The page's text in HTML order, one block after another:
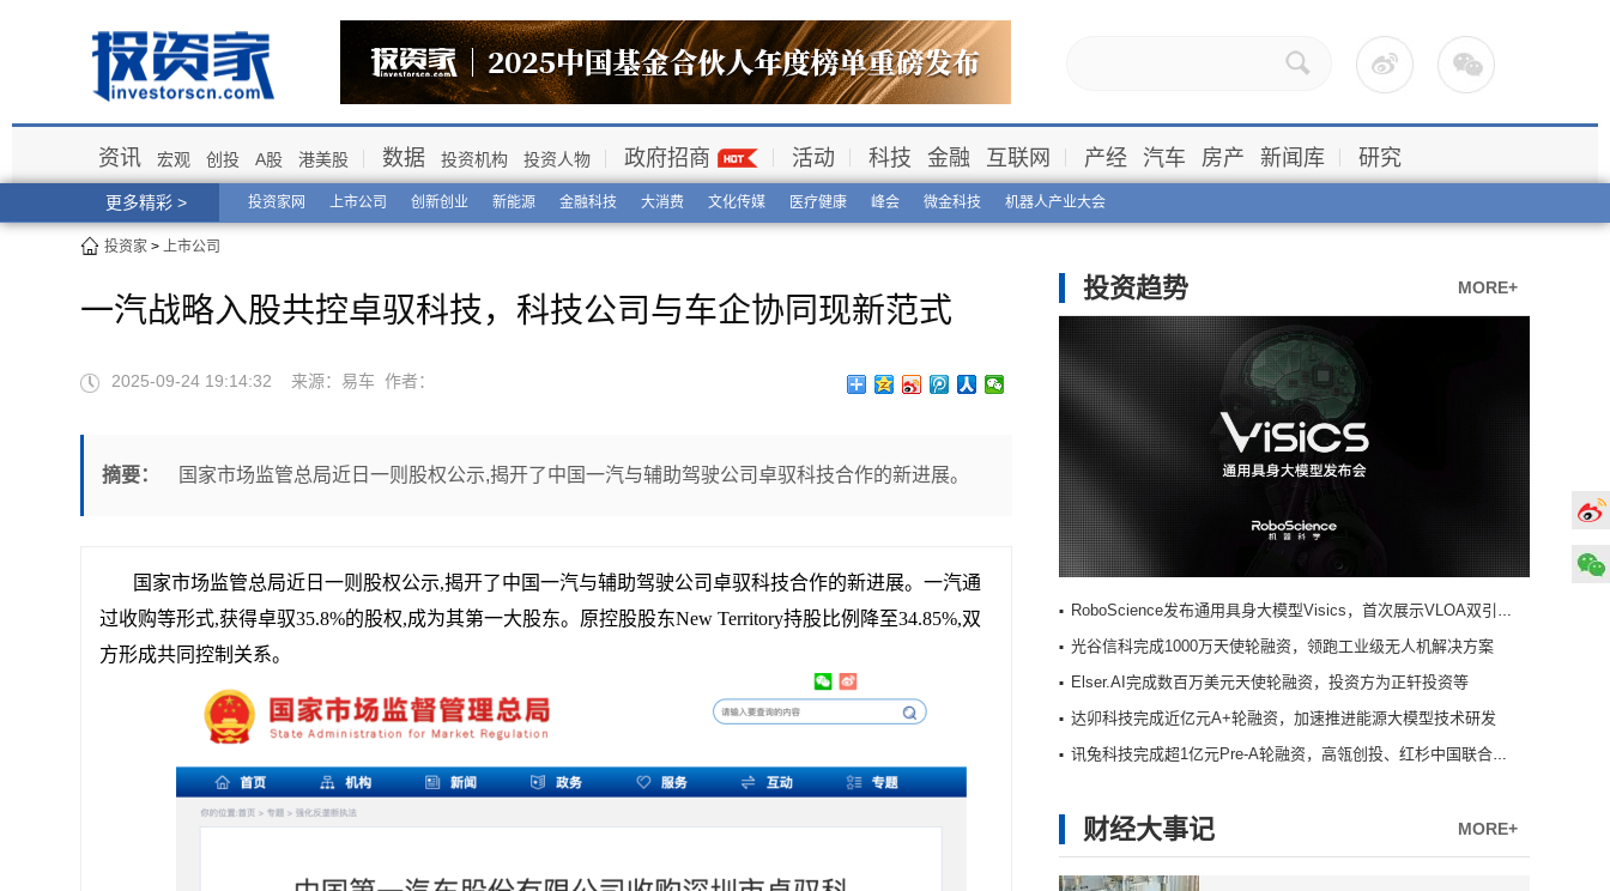
更多精彩 > 投资家网 上市公司 创新创业 新能源 金融科技 大消费 文化传媒 医疗健康 峰会 微金科技 机器人产业大会
资讯 宏观 创投 A股 港美股 数据 投资机构 投资人物 政府招商 活动 科技 金融 互联网 产经 汽车 房产 新闻库 研究
投资家 > 上市公司
一汽战略入股共控卓驭科技，科技公司与车企协同现新范式
2025-09-24 19:14:32 来源：易车 作者：
摘要： 国家市场监管总局近日一则股权公示,揭开了中国一汽与辅助驾驶公司卓驭科技合作的新进展。
国家市场监管总局近日一则股权公示,揭开了中国一汽与辅助驾驶公司卓驭科技合作的新进展。一汽通
过收购等形式,获得卓驭35.8%的股权,成为其第一大股东。原控股股东New Territory持股比例降至34.85%,双
方形成共同控制关系。
MORE+
投资趋势
RoboScience发布通用具身大模型Visics，首次展示VLOA双引擎架构
光谷信科完成1000万天使轮融资，领跑工业级无人机解决方案
Elser.AI完成数百万美元天使轮融资，投资方为正轩投资等
达卯科技完成近亿元A+轮融资，加速推进能源大模型技术研发
讯兔科技完成超1亿元Pre-A轮融资，高瓴创投、红杉中国联合领投
MORE+
财经大事记